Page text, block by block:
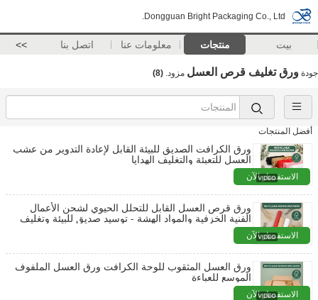
Dongguan Bright Packaging Co., Ltd.
بيت منتجات معلومات عنا اتصل بنا >>
جودة ورق تغليف قرص العسل مزود. (8)
أفضل المنتجات
ورق الكرافت الصديق للبيئة القابل لإعادة التدوير من عشب
العسل للتعبئة والتغليف الهدايا
الاستفسار الآن
ورق قرص العسل القابل للتحلل الحيوي لشحن الأعمال
الفنية الخزفية والمواد الهشة - توسيد صديق للبيئة وتغليف
واقيالاستفسار الآن
ورق العسل المثقوب للوحة الكرافت ورق العسل الملفوف
الموسع للعباءة
الاستفسار الآن